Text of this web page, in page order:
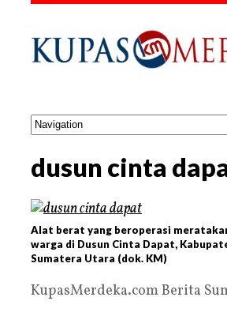
dusun cinta
Alat berat yang beroperasi
warga di Dusun Cinta Dapat,
Sumatera Utara (dok. KM)
KupasMerdeka.com Berita